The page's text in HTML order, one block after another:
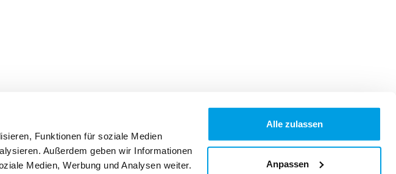
Funktionen für soziale Medien
Außerdem geben wir Informationen
Medien, Werbung und Analysen weiter.
Alle zulassen
Anpassen